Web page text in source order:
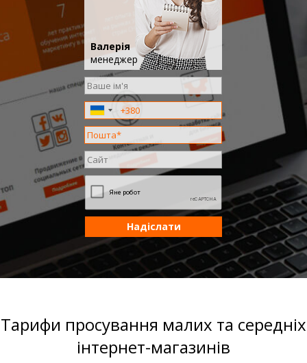
Валерія
менеджер
Надіслати
Тарифи просування малих та середніх
інтернет-магазинів